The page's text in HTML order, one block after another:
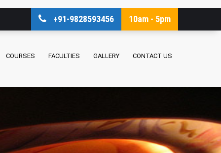
+91-9828593456 10am - 5pm
COURSES FACULTIES GALLERY CONTACT US